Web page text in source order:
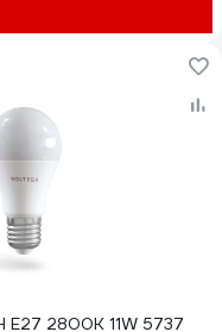
2800К 11W 5737